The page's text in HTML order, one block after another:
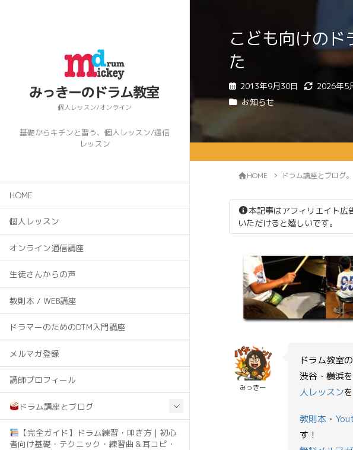
基礎からキチンと習う、個人レッスン/通信
レッスン
HOME
個人レッスン
オンライン通信講座
生徒さんからの声
教則本 / WEB講座
ドラマーのためのDTM入門講座
メルマガ登録
講師プロフィール
ドラム講座とブログ
【完全ガイド】ドラム練習・叩き方｜初心
者向け基礎・テクニック・練習曲＆耳コピ・
こども向けの
た
2013年9月30日
2026年5
お知らせ
HOME ドラム講座とブログ。
本記事はアフィリエイト広
いただけると嬉しいです。
みっきー
ドラム教室
渋谷・横浜
人レッスン
教則本・
す！